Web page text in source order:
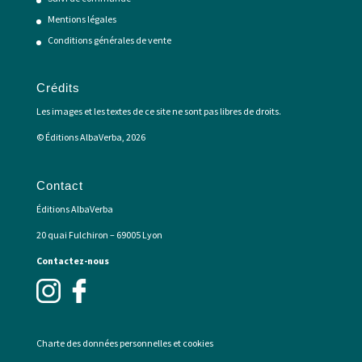
du
produit
Mentions légales
Conditions générales de vente
Crédits
Les images et les textes de ce site ne sont pas libres de droits.
© Éditions AlbaVerba, 2026
Contact
Éditions AlbaVerba
20 quai Fulchiron – 69005 Lyon
Contactez-nous
Charte des données personnelles et cookies